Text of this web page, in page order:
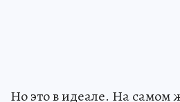
Но это в идеале. На самом